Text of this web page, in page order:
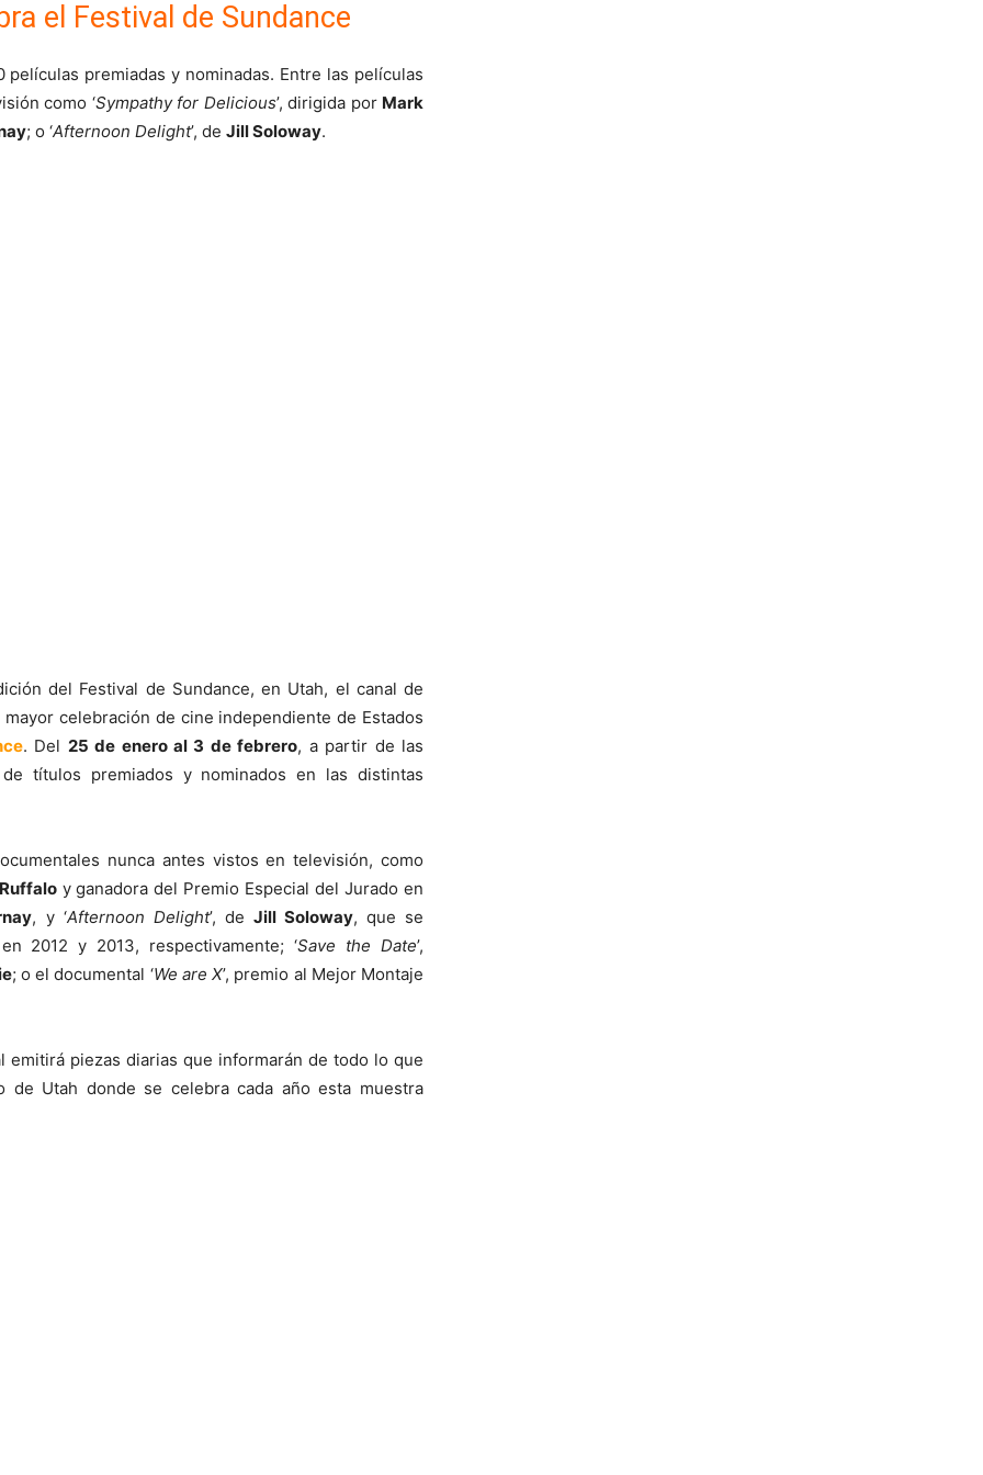
el Festival de Sundance
premiadas y nominadas. Entre las películas
como ‘Sympathy for Delicious’, dirigida por Mark
; o ‘Afternoon Delight’, de Jill Soloway.
del Festival de Sundance, en Utah, el canal de
celebración de cine independiente de Estados
. Del 25 de enero al 3 de febrero, a partir de las
títulos premiados y nominados en las distintas
nunca antes vistos en televisión, como
y ganadora del Premio Especial del Jurado en
, y ‘Afternoon Delight’, de Jill Soloway, que se
2012 y 2013, respectivamente; ‘Save the Date’,
; o el documental ‘We are X’, premio al Mejor Montaje
emitirá piezas diarias que informarán de todo lo que
de Utah donde se celebra cada año esta muestra